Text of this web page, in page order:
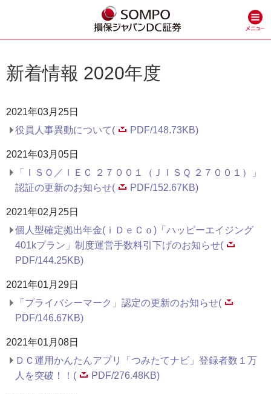
新着情報 2020年度
2021年03月25日
役員人事異動について(
PDF/148.73KB)
2021年03月05日
「ＩＳＯ／ＩＥＣ ２７００１（ＪＩＳＱ ２７００１）」
認証の更新のお知らせ(
PDF/152.67KB)
2021年02月25日
個人型確定拠出年金(ｉＤｅＣｏ)「ハッピーエイジング
401kプラン」制度運営手数料引下げのお知らせ(
PDF/144.25KB)
2021年01月29日
「プライバシーマーク」認定の更新のお知らせ(
PDF/146.67KB)
2021年01月08日
ＤＣ運用かんたんアプリ「つみたてナビ」登録者数１万
人を突破！！(
PDF/276.48KB)